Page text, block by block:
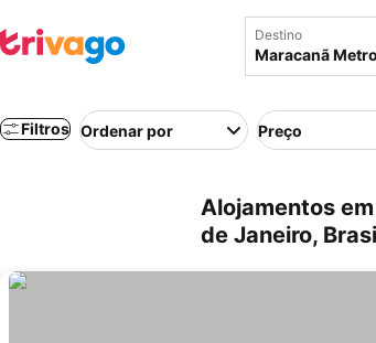
Destino
Filtros Ordenar por Preço
Alojamentos
de Janeiro,